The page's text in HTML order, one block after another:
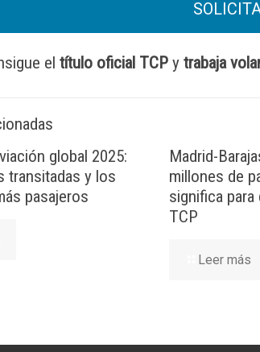
eltítulo oficial TCPy trabaja
global 2025:
transitadas y los
pasajeros
Madrid-
millones de
significa
TCP
Leer más